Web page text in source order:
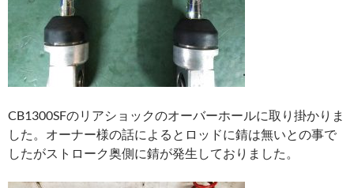
CB1300SFのリアショックのオーバーホールに取り掛かりま
した。オーナー様の話によるとロッドに錆は無いとの事で
したがストローク奥側に錆が発生しておりました。